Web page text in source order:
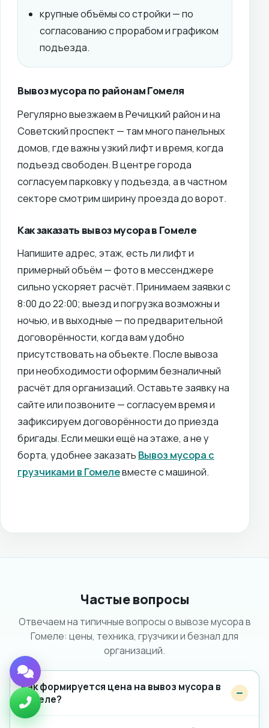
крупные объёмы со стройки — по
согласованию с прорабом и графиком
подъезда.
Вывоз мусора по районам Гомеля
Регулярно выезжаем в Речицкий район и на
Советский проспект — там много панельных
домов, где важны узкий лифт и время, когда
подъезд свободен. В центре города
согласуем парковку у подъезда, а в частном
секторе смотрим ширину проезда до ворот.
Как заказать вывоз мусора в Гомеле
Напишите адрес, этаж, есть ли лифт и
примерный объём — фото в мессенджере
сильно ускоряет расчёт. Принимаем заявки с
8:00 до 22:00; выезд и погрузка возможны и
ночью, и в выходные — по предварительной
договорённости, когда вам удобно
присутствовать на объекте. После вывоза
при необходимости оформим безналичный
расчёт для организаций. Оставьте заявку на
сайте или позвоните — согласуем время и
зафиксируем договорённости до приезда
бригады. Если мешки ещё на этаже, а не у
борта, удобнее заказать Вывоз мусора с
грузчиками в Гомелевместе с машиной.
Частые вопросы
Отвечаем на типичные вопросы о вывозе мусора в
Гомеле: цены, техника, грузчики и безнал для
организаций.
Как формируется цена на вывоз мусора в
Гомеле?